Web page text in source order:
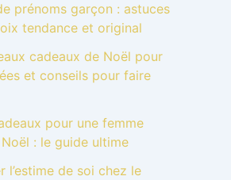
prénoms garçon : astuces
tendance et original
cadeaux de Noël pour
et conseils pour faire
pour une femme
: le guide ultime
l’estime de soi chez le